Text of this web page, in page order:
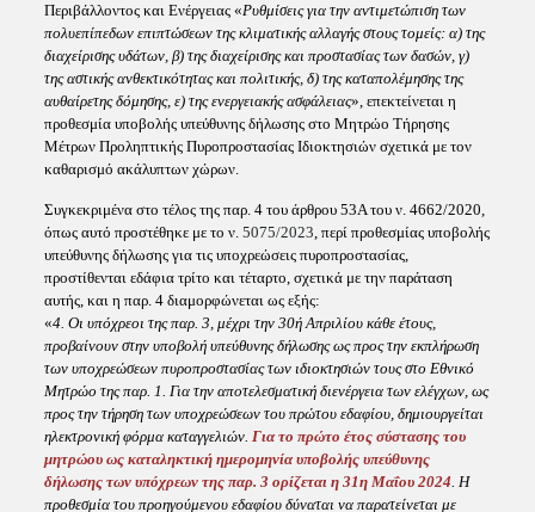
Περιβάλλοντος και Ενέργειας «Ρυθμίσεις για την αντιμετώπιση των
πολυεπίπεδων επιπτώσεων της κλιματικής αλλαγής στους τομείς: α) της
διαχείρισης υδάτων, β) της διαχείρισης και προστασίας των δασών, γ)
της αστικής ανθεκτικότητας και πολιτικής, δ) της καταπολέμησης της
αυθαίρετης δόμησης, ε) της ενεργειακής ασφάλειας», επεκτείνεται η
προθεσμία υποβολής υπεύθυνης δήλωσης στο Μητρώο Τήρησης
Μέτρων Προληπτικής Πυροπροστασίας Ιδιοκτησιών σχετικά με τον
καθαρισμό ακάλυπτων χώρων.
Συγκεκριμένα στο τέλος της παρ. 4 του άρθρου 53Α του ν. 4662/2020,
όπως αυτό προστέθηκε με το ν. 5075/2023, περί προθεσμίας υποβολής
υπεύθυνης δήλωσης για τις υποχρεώσεις πυροπροστασίας,
προστίθενται εδάφια τρίτο και τέταρτο, σχετικά με την παράταση
αυτής, και η παρ. 4 διαμορφώνεται ως εξής:
«4. Οι υπόχρεοι της παρ. 3, μέχρι την 30ή Απριλίου κάθε έτους,
προβαίνουν στην υποβολή υπεύθυνης δήλωσης ως προς την εκπλήρωση
των υποχρεώσεων πυροπροστασίας των ιδιοκτησιών τους στο Εθνικό
Μητρώο της παρ. 1. Για την αποτελεσματική διενέργεια των ελέγχων, ως
προς την τήρηση των υποχρεώσεων του πρώτου εδαφίου, δημιουργείται
ηλεκτρονική φόρμα καταγγελιών. Για το πρώτο έτος σύστασης του
μητρώου ως καταληκτική ημερομηνία υποβολής υπεύθυνης
δήλωσης των υπόχρεων της παρ. 3 ορίζεται η 31η Μαΐου 2024. Η
προθεσμία του προηγούμενου εδαφίου δύναται να παρατείνεται με